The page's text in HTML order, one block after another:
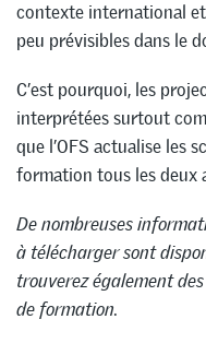
contexte international
peu prévisibles dans le
C’est pourquoi, les
interprétées surtout
que l’OFS actualise les
formation tous les deux
De nombreuses
à télécharger sont
trouverez également
de formation.